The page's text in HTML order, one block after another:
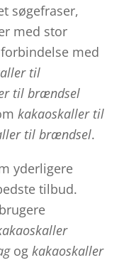
søgefraser,
med stor
med
til
til brændsel
kakaoskaller til
til brændsel.
yderligere
tilbud.
og kakaoskaller